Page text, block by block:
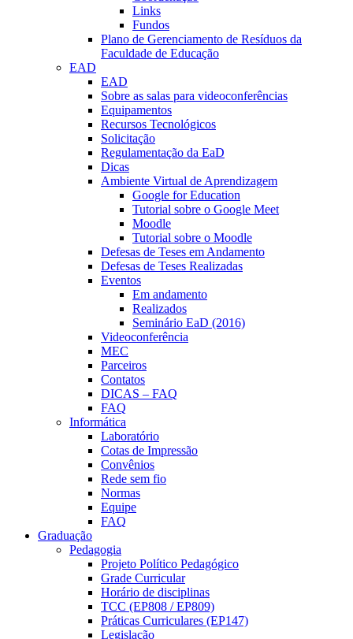
Links
Fundos
Plano de Gerenciamento de Resíduos da
Faculdade de Educação
EAD
EAD
Sobre as salas para videoconferências
Equipamentos
Recursos Tecnológicos
Solicitação
Regulamentação da EaD
Dicas
Ambiente Virtual de Aprendizagem
Google for Education
Tutorial sobre o Google Meet
Moodle
Tutorial sobre o Moodle
Defesas de Teses em Andamento
Defesas de Teses Realizadas
Eventos
Em andamento
Realizados
Seminário EaD (2016)
Videoconferência
MEC
Parceiros
Contatos
DICAS – FAQ
FAQ
Informática
Laboratório
Cotas de Impressão
Convênios
Rede sem fio
Normas
Equipe
FAQ
Graduação
Pedagogia
Projeto Político Pedagógico
Grade Curricular
Horário de disciplinas
TCC (EP808 / EP809)
Práticas Curriculares (EP147)
Legislação